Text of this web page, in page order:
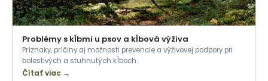
Problémy s kĺbmi u psov a kĺbová výživa
Príznaky, príčiny aj možnosti prevencie a výživovej podpory pri
bolestivých a stuhnutých kĺboch.
Čítať viac →